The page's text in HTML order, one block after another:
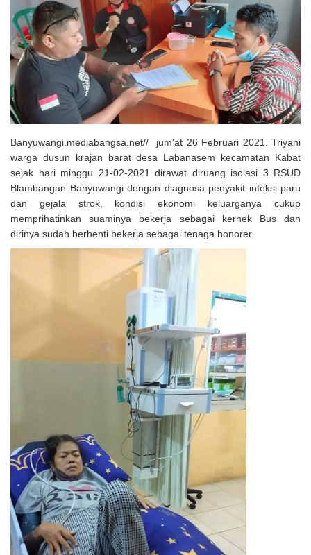
Uji Coba Program NADI JKN
Banyuwangi.mediabangsa.net// jum'at 26 Februari 2021. Triyani
warga dusun krajan barat desa Labanasem kecamatan Kabat
sejak hari minggu 21-02-2021 dirawat diruang isolasi 3 RSUD
Blambangan Banyuwangi dengan diagnosa penyakit infeksi paru
dan gejala strok, kondisi ekonomi keluarganya cukup
memprihatinkan suaminya bekerja sebagai kernek Bus dan
dirinya sudah berhenti bekerja sebagai tenaga honorer.